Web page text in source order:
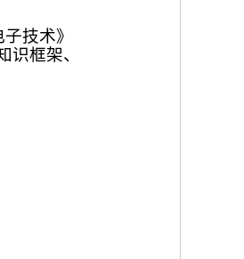
技术》
识框架、